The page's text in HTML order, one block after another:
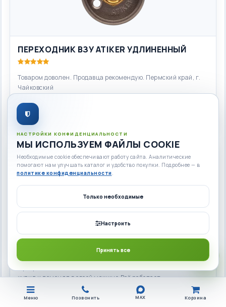
ПЕРЕХОДНИК ВЗУ ATIKER УДЛИНЕННЫЙ
Товаром доволен. Продавца рекомендую. Пермский край, г.
Чайковский
Алексей
Перейти к товару
РЕДУКТОР KME SILVER 8
купил и поменял в своей машине.Всё работает
замечательно.
Меню Позвонить MAX Корзина
НАСТРОЙКИ КОНФИДЕНЦИАЛЬНОСТИ
МЫ ИСПОЛЬЗУЕМ ФАЙЛЫ COOKIE
Необходимые cookie обеспечивают работу сайта. Аналитические
помогают нам улучшать каталог и удобство покупки. Подробнее — в
политике конфиденциальности.
Только необходимые
Настроить
Принять все